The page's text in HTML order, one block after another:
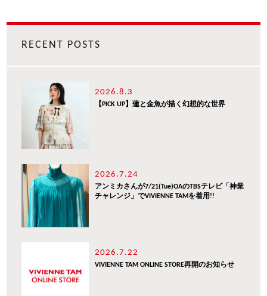
RECENT POSTS
2026.8.3
【PICK UP】蓮と金魚が描く幻想的な世界
2026.7.24
アンミカさんが7/21(Tue)OAのTBSテレビ「神業
チャレンジ」でVIVIENNE TAMを着用!!
2026.7.22
VIVIENNE TAM ONLINE STORE再開のお知らせ